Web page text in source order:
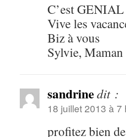
C’est
Vive les
Biz à vous
Sylvie, Maman
sandrinedit :
18 juillet 2013 à 7
profitez bien